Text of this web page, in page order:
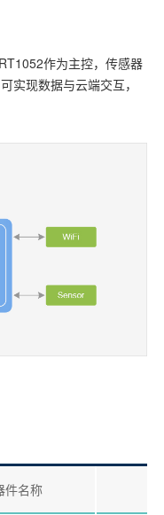
作为主控，传感器
实现数据与云端交互，
件名称